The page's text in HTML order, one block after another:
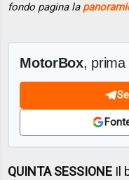
fondo pagina la
MotorBox, prima
QUINTA SESSIONE Il